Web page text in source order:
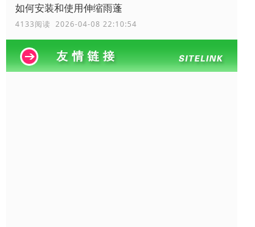
如何安装和使用伸缩雨蓬
4133阅读 2026-04-08 22:10:54